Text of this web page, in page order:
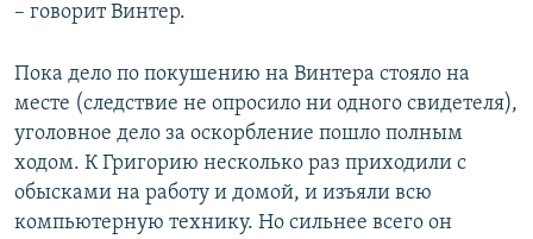
– говорит Винтер.
Пока дело по покушению на Винтера стояло на
месте (следствие не опросило ни одного свидетеля),
уголовное дело за оскорбление пошло полным
ходом. К Григорию несколько раз приходили с
обысками на работу и домой, и изъяли всю
компьютерную технику. Но сильнее всего он